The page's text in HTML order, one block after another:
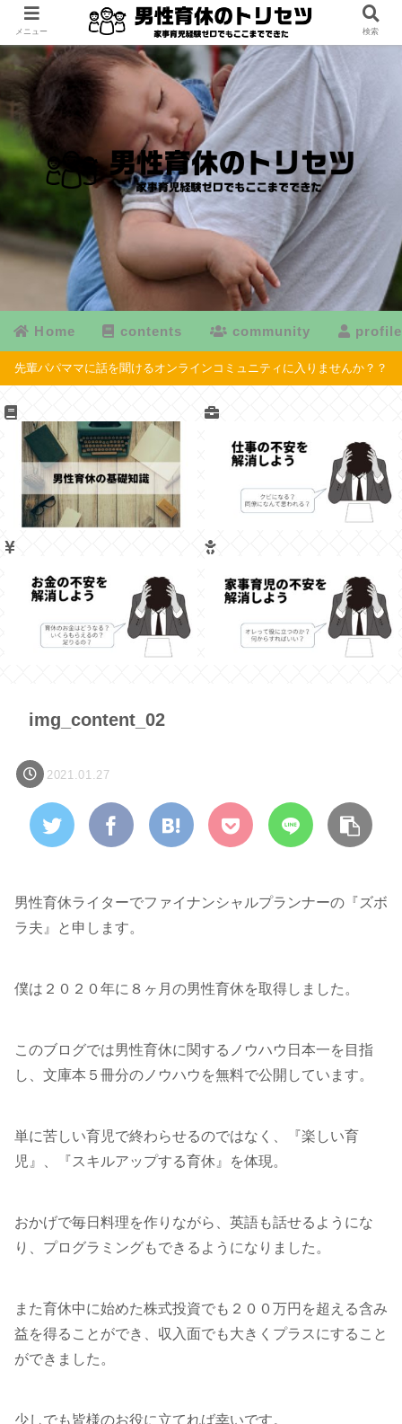
Home contents community profile
先輩パパママに話を聞けるオンラインコミュニティに入りませんか？？
img_content_02
2021.01.27
男性育休ライターでファイナンシャルプランナーの『ズボ
ラ夫』と申します。
僕は２０２０年に８ヶ月の男性育休を取得しました。
このブログでは男性育休に関するノウハウ日本一を目指
し、文庫本５冊分のノウハウを無料で公開しています。
単に苦しい育児で終わらせるのではなく、『楽しい育
児』、『スキルアップする育休』を体現。
おかげで毎日料理を作りながら、英語も話せるようにな
り、プログラミングもできるようになりました。
また育休中に始めた株式投資でも２００万円を超える含み
益を得ることができ、収入面でも大きくプラスにすること
ができました。
少しでも皆様のお役に立てれば幸いです。
メニュー 検索